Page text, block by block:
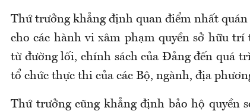
Thứ trưởng khẳng định quan điểm nhất
cho các hành vi xâm phạm quyền sở hữu
từ đường lối, chính sách của Đảng đến quá
tổ chức thực thi của các Bộ, ngành, địa
Thứ trưởng cũng khẳng định bảo hộ quyền